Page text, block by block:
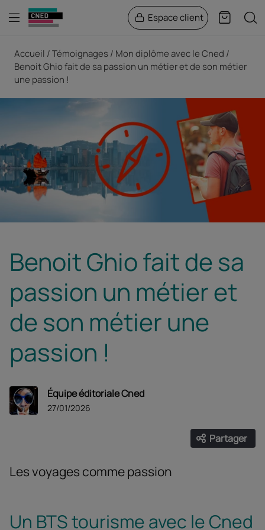
Menu Espace client Panier
Accueil Témoignages
Mon diplôme avec le Cned
Benoit Ghio fait de sa passion un métier et de son métier
une passion !
Benoit Ghio fait de sa
passion un métier et
de son métier une
passion !
Équipe éditoriale Cned
27/01/2026
Partager
Ouvrir
Les voyages comme passion
Un BTS tourisme avec le Cned